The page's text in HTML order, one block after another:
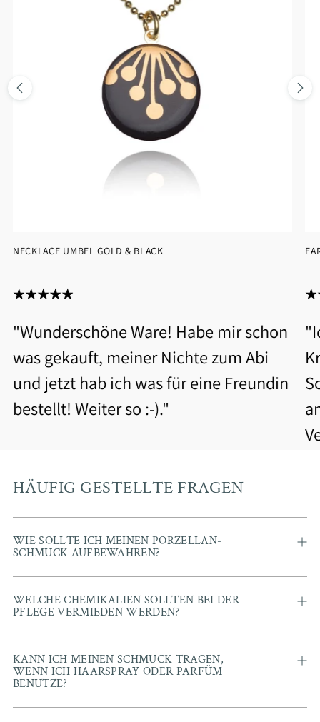
"Wunderschöne Ware! Habe mir schon
was gekauft, meiner Nichte zum Abi
und jetzt hab ich was für eine Freundin
bestellt! Weiter so :-)."
NECKLACE UMBEL GOLD & BLACK
HÄUFIG GESTELLTE FRAGEN
WIE SOLLTE ICH MEINEN PORZELLAN-
SCHMUCK AUFBEWAHREN?
WELCHE CHEMIKALIEN SOLLTEN BEI DER
PFLEGE VERMIEDEN WERDEN?
KANN ICH MEINEN SCHMUCK TRAGEN,
WENN ICH HAARSPRAY ODER PARFÜM
BENUTZE?